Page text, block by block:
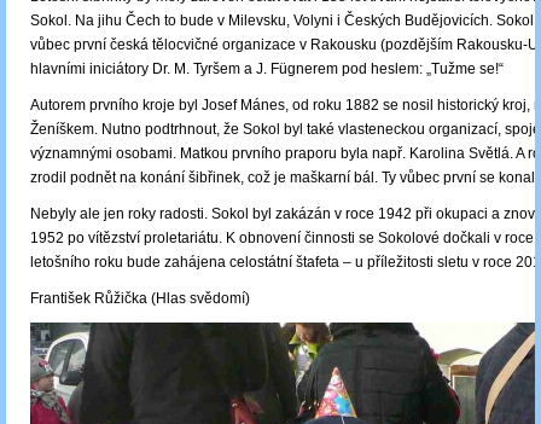
Sokol. Na jihu Čech to bude v Milevsku, Volyni i Českých Budějovicích. Sokol
vůbec první česká tělocvičné organizace v Rakousku (pozdějším Rakousku-
hlavními iniciátory Dr. M. Tyršem a J. Fügnerem pod heslem: „Tužme se!“
Autorem prvního kroje byl Josef Mánes, od roku 1882 se nosil historický kroj,
Ženíškem. Nutno podtrhnout, že Sokol byl také vlasteneckou organizací,
významnými osobami. Matkou prvního praporu byla např. Karolina Světlá. A
zrodil podnět na konání šibřinek, což je maškarní bál. Ty vůbec první se
Nebyly ale jen roky radosti. Sokol byl zakázán v roce 1942 při okupaci a
1952 po vítězství proletariátu. K obnovení činnosti se Sokolové dočkali v roce
letošního roku bude zahájena celostátní štafeta – u příležitosti sletu v roce
František Růžička (Hlas svědomí)